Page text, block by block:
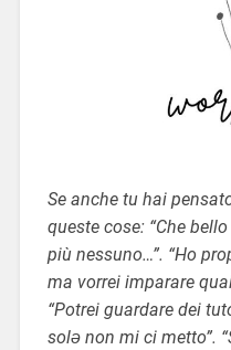
Se anche tu hai
queste cose: “Che
più nessuno…”. “Ho
ma vorrei imparare
“Potrei guardare dei
solə non mi ci metto”.